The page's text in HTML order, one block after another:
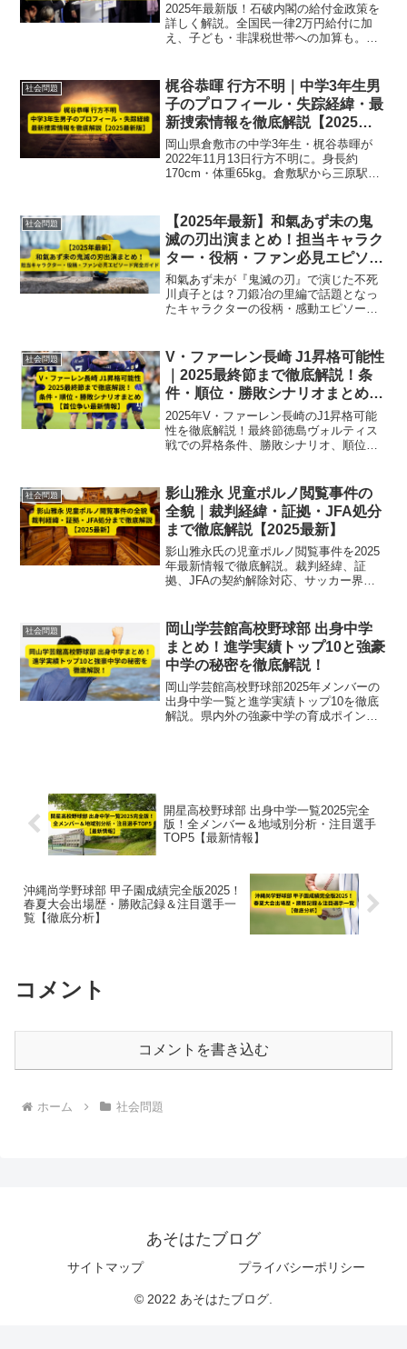
2025年最新版！石破内閣の給付金政策を
詳しく解説。全国民一律2万円給付に加
え、子ども・非課税世帯への加算も。申
社会問題
梶谷恭暉 行方不明｜中学3年生男
子のプロフィール・失踪経緯・最
新捜索情報を徹底解説【2025最
新版】
岡山県倉敷市の中学3年生・梶谷恭暉が
2022年11月13日行方不明に。身長約
170cm・体重65kg。倉敷駅から三原駅、
解説【2025最新版】
社会問題
【2025年最新】和氣あず未の鬼
滅の刃出演まとめ！担当キャラク
ター・役柄・ファン必見エピソー
ド完全ガイド
和氣あず未が『鬼滅の刃』で演じた不死
川貞子とは？刀鍛冶の里編で話題となっ
たキャラクターの役柄・感動エピソード
社会問題
V・ファーレン長崎 J1昇格可能性
｜2025最終節まで徹底解説！条
件・順位・勝敗シナリオまとめ
【首位争い最新情報】
2025年V・ファーレン長崎のJ1昇格可能
性を徹底解説！最終節徳島ヴォルティス
戦での昇格条件、勝敗シナリオ、順位や
新情報を完全網羅。
社会問題
影山雅永 児童ポルノ閲覧事件の
全貌｜裁判経緯・証拠・JFA処分
まで徹底解説【2025最新】
影山雅永氏の児童ポルノ閲覧事件を2025
年最新情報で徹底解説。裁判経緯、証
拠、JFAの契約解除対応、サッカー界へ
社会問題
岡山学芸館高校野球部 出身中学
まとめ！進学実績トップ10と強豪
中学の秘密を徹底解説！
岡山学芸館高校野球部2025年メンバーの
出身中学一覧と進学実績トップ10を徹底
解説。県内外の強豪中学の育成ポイント
開星高校野球部 出身中学一覧2025完全
版！全メンバー＆地域別分析・注目選手
TOP5【最新情報】
沖縄尚学野球部 甲子園成績完全版2025！
春夏大会出場歴・勝敗記録＆注目選手一
覧【徹底分析】
コメント
コメントを書き込む
ホーム 社会問題
あそはたブログ
サイトマップ プライバシーポリシー
© 2022 あそはたブログ.